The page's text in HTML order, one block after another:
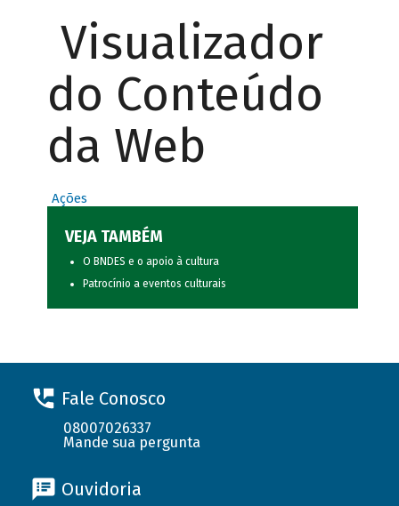
Visualizador
do Conteúdo
da Web
Ações
VEJA TAMBÉM
O BNDES e o apoio à cultura
Patrocínio a eventos culturais
Fale Conosco
08007026337
Mande sua pergunta
Ouvidoria